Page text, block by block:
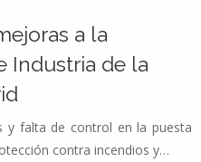
a la
Industria de la
y falta de control en la puesta
contra incendios y…